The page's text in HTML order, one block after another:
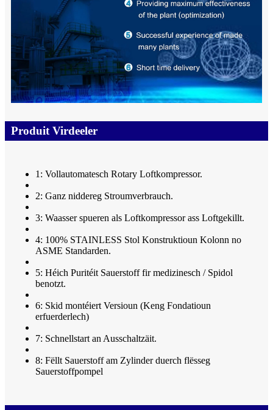
Produit Virdeeler
1: Vollautomatesch Rotary Loftkompressor.
2: Ganz niddereg Stroumverbrauch.
3: Waasser spueren als Loftkompressor ass Loftgekillt.
4: 100% STAINLESS Stol Konstruktioun Kolonn no
ASME Standarden.
5: Héich Puritéit Sauerstoff fir medizinesch / Spidol
benotzt.
6: Skid montéiert Versioun (Keng Fondatioun
erfuerderlech)
7: Schnellstart an Ausschaltzäit.
8: Fëllt Sauerstoff am Zylinder duerch flësseg
Sauerstoffpompel